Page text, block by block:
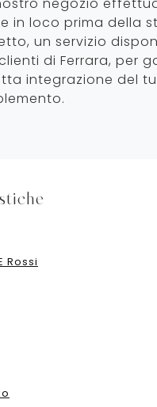
negozio
in loco prima della
un servizio
di Ferrara, per
integrazione del
Rossi